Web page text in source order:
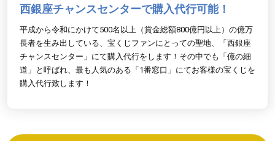
西銀座チャンスセンターで購入代行可能！
平成から令和にかけて500名以上（賞金総額800億円以上）の億万
長者を生み出している、宝くじファンにとっての聖地、「西銀座
チャンスセンター」にて購入代行をします！その中でも「億の細
道」と呼ばれ、最も人気のある「1番窓口」にてお客様の宝くじを
購入代行致します！